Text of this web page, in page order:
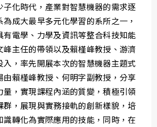
子化時代，產業對智慧機器的需求逐
成大最早多元化學習的系所之一，
有電學、力學及資訊等整合科技知能
峰主任的帶領以及賴槿峰教授、游濟
入，率先開展本次的智慧機器主題式
由賴槿峰教授、何明字副教授，分享
量，實現課程內涵的質變，積極引領
群，展現與實務接軌的創新樣貌，培
識轉化為實際應用的技能，同時，在